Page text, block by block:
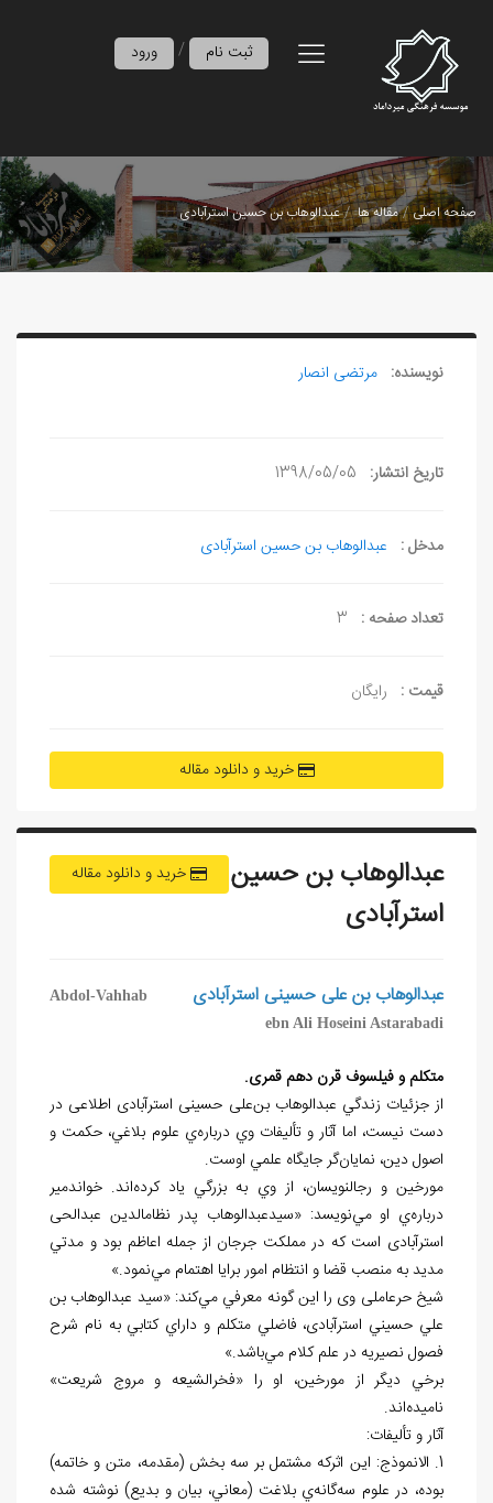
ورود / ثبت نام
صفحه اصلی مقاله ها عبدالوهاب بن حسين استرآبادی
نویسنده: مرتضی انصار
تاریخ انتشار: 1398/05/05
مدخل : عبدالوهاب بن حسين استرآبادی
تعداد صفحه : 3
قیمت : رایگان
خرید و دانلود مقاله
خرید و دانلود مقاله
عبدالوهاب بن حسين
استرآبادی
عبدالوهاب بن علی حسينی استرآبادی
Abdol-Vahhab
ebn Ali Hoseini Astarabadi
متکلم و فيلسوف قرن دهم قمری.
از جزئيات زندگي عبدالوهاببنعلی حسينی استرآبادی اطلاعی در
دست نيست، اما آثار و تأليفات وي دربارهي علوم بلاغي، حکمت و
اصول دين، نمايانگر جايگاه علمي اوست.
مورخين و رجال‏نويسان، از وي به بزرگي ياد کردهاند. خواندمير
دربارهي او مينويسد: «سيدعبدالوهاب پدر نظام‏الدين عبدالحی
استرآبادی است که در مملکت جرجان از جمله اعاظم بود و مدتي
مديد به منصب قضا و انتظام امور برايا اهتمام مينمود.»
شيخ حرعاملی وی را اين گونه معرفي ميکند: «سيد عبدالوهاب بن
علي حسيني استرآبادی، فاضلي متکلم و داراي کتابي به نام شرح
فصول نصيريه در علم کلام ميباشد.»
برخي ديگر از مورخين، او را «فخرالشيعه و مروج شريعت»
ناميدهاند.
آثار و تأليفات:
1. الانموذج: اين اثرکه مشتمل بر سه بخش (مقدمه، متن و خاتمه)
بوده، در علوم سهگانهي بلاغت (معاني، بيان و بديع) نوشته شده